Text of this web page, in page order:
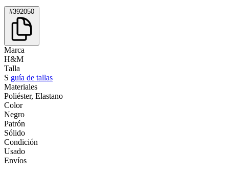
#392050
Marca
H&M
Talla
S guía de tallas
Materiales
Poliéster, Elastano
Color
Negro
Patrón
Sólido
Condición
Usado
Envíos